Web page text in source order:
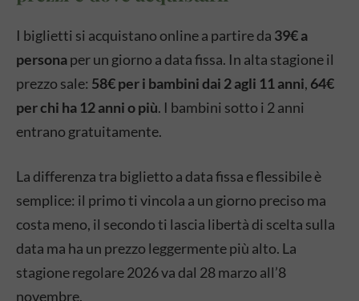
I biglietti si acquistano online a partire da 39€ a
personaper un giorno a data fissa. In alta stagione il
prezzo sale: 58€ per i bambini dai 2 agli 11 anni, 64€
per chi ha 12 anni o più. I bambini sotto i 2 anni
entrano gratuitamente.
La differenza tra biglietto a data fissa e flessibile è
semplice: il primo ti vincola a un giorno preciso ma
costa meno, il secondo ti lascia libertà di scelta sulla
data ma ha un prezzo leggermente più alto. La
stagione regolare 2026 va dal 28 marzo all’8
novembre.